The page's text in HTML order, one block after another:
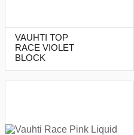
VAUHTI TOP
RACE VIOLET
BLOCK